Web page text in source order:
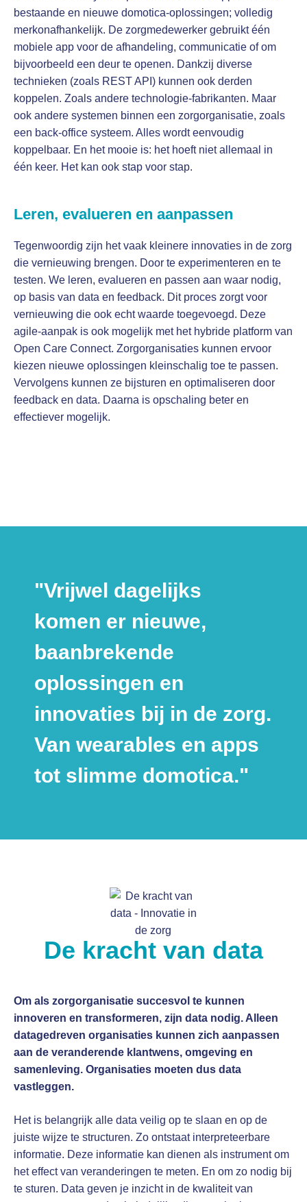
bestaande en nieuwe domotica-oplossingen; volledig
merkonafhankelijk. De zorgmedewerker gebruikt één
mobiele app voor de afhandeling, communicatie of om
bijvoorbeeld een deur te openen. Dankzij diverse
technieken (zoals REST API) kunnen ook derden
koppelen. Zoals andere technologie-fabrikanten. Maar
ook andere systemen binnen een zorgorganisatie, zoals
een back-office systeem. Alles wordt eenvoudig
koppelbaar. En het mooie is: het hoeft niet allemaal in
één keer. Het kan ook stap voor stap.
Leren, evalueren en aanpassen
Tegenwoordig zijn het vaak kleinere innovaties in de zorg
die vernieuwing brengen. Door te experimenteren en te
testen. We leren, evalueren en passen aan waar nodig,
op basis van data en feedback. Dit proces zorgt voor
vernieuwing die ook echt waarde toegevoegd. Deze
agile-aanpak is ook mogelijk met het hybride platform van
Open Care Connect. Zorgorganisaties kunnen ervoor
kiezen nieuwe oplossingen kleinschalig toe te passen.
Vervolgens kunnen ze bijsturen en optimaliseren door
feedback en data. Daarna is opschaling beter en
effectiever mogelijk.
"Vrijwel dagelijks
komen er nieuwe,
baanbrekende
oplossingen en
innovaties bij in de zorg.
Van wearables en apps
tot slimme domotica."
De kracht van data
Om als zorgorganisatie succesvol te kunnen
innoveren en transformeren, zijn data nodig. Alleen
datagedreven organisaties kunnen zich aanpassen
aan de veranderende klantwens, omgeving en
samenleving. Organisaties moeten dus data
vastleggen.
Het is belangrijk alle data veilig op te slaan en op de
juiste wijze te structuren. Zo ontstaat interpreteerbare
informatie. Deze informatie kan dienen als instrument om
het effect van veranderingen te meten. En om zo nodig bij
te sturen. Data geven je inzicht in de kwaliteit van